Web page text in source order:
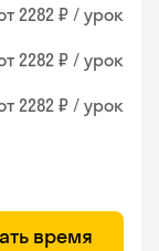
2282 ₽ / урок
2282 ₽ / урок
2282 ₽ / урок
время